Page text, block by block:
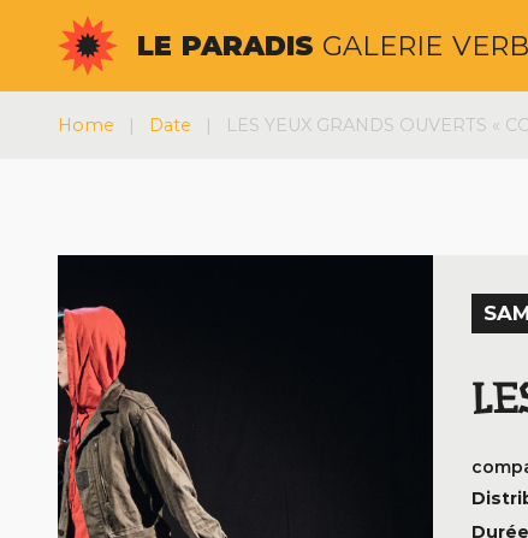
contenu
LE PARADIS GALERIE
Home | Date | LES YEUX GRANDS OUVERTS «